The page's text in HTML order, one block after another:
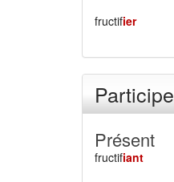
fructifier
Participe
Présent
fructifiant